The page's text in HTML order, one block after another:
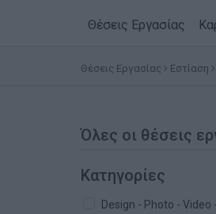
Θέσεις Εργασίας
Θέσεις Εργασίας Εστίαση
Όλες οι θέσεις
Κατηγορίες
Design - Photo - Video